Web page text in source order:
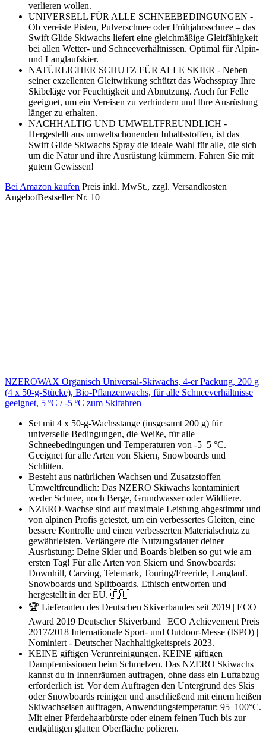
verlieren wollen.
UNIVERSELL FÜR ALLE SCHNEEBEDINGUNGEN -
Ob vereiste Pisten, Pulverschnee oder Frühjahrsschnee – das
Swift Glide Skiwachs liefert eine gleichmäßige Gleitfähigkeit
bei allen Wetter- und Schneeverhältnissen. Optimal für Alpin-
und Langlaufskier.
NATÜRLICHER SCHUTZ FÜR ALLE SKIER - Neben
seiner exzellenten Gleitwirkung schützt das Wachsspray Ihre
Skibeläge vor Feuchtigkeit und Abnutzung. Auch für Felle
geeignet, um ein Vereisen zu verhindern und Ihre Ausrüstung
länger zu erhalten.
NACHHALTIG UND UMWELTFREUNDLICH -
Hergestellt aus umweltschonenden Inhaltsstoffen, ist das
Swift Glide Skiwachs Spray die ideale Wahl für alle, die sich
um die Natur und ihre Ausrüstung kümmern. Fahren Sie mit
gutem Gewissen!
Bei Amazon kaufen Preis inkl. MwSt., zzgl. Versandkosten
AngebotBestseller Nr. 10
NZEROWAX Organisch Universal-Skiwachs, 4-er Packung, 200 g
(4 x 50-g-Stücke), Bio-Pflanzenwachs, für alle Schneeverhältnisse
geeignet, 5 ºC / -5 ºC zum Skifahren
Set mit 4 x 50-g-Wachsstange (insgesamt 200 g) für
universelle Bedingungen, die Weiße, für alle
Schneebedingungen und Temperaturen von -5–5 °C.
Geeignet für alle Arten von Skiern, Snowboards und
Schlitten.
Besteht aus natürlichen Wachsen und Zusatzstoffen
Umweltfreundlich: Das NZERO Skiwachs kontaminiert
weder Schnee, noch Berge, Grundwasser oder Wildtiere.
NZERO-Wachse sind auf maximale Leistung abgestimmt und
von alpinen Profis getestet, um ein verbessertes Gleiten, eine
bessere Kontrolle und einen verbesserten Materialschutz zu
gewährleisten. Verlängere die Nutzungsdauer deiner
Ausrüstung: Deine Skier und Boards bleiben so gut wie am
ersten Tag! Für alle Arten von Skiern und Snowboards:
Downhill, Carving, Telemark, Touring/Freeride, Langlauf.
Snowboards und Splitboards. Ethisch entworfen und
hergestellt in der EU. 🇪🇺
🏆 Lieferanten des Deutschen Skiverbandes seit 2019 | ECO
Award 2019 Deutscher Skiverband | ECO Achievement Preis
2017/2018 Internationale Sport- und Outdoor-Messe (ISPO) |
Nominiert - Deutscher Nachhaltigkeitspreis 2023.
KEINE giftigen Verunreinigungen. KEINE giftigen
Dampfemissionen beim Schmelzen. Das NZERO Skiwachs
kannst du in Innenräumen auftragen, ohne dass ein Luftabzug
erforderlich ist. Vor dem Auftragen den Untergrund des Skis
oder Snowboards reinigen und anschließend mit einem heißen
Skiwachseisen auftragen, Anwendungstemperatur: 95–100°C.
Mit einer Pferdehaarbürste oder einem feinen Tuch bis zur
endgültigen glatten Oberfläche polieren.